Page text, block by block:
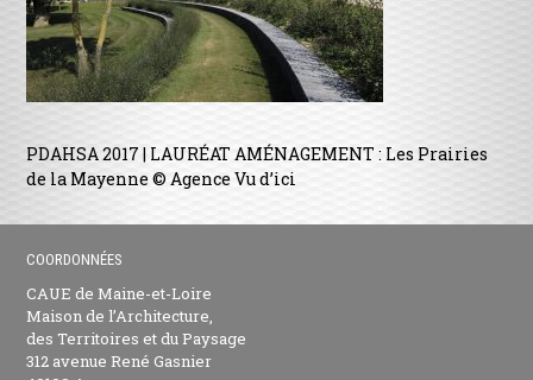
PDAHSA 2017 | LAURÉAT AMÉNAGEMENT : Les Prairies
de la Mayenne © Agence Vu d’ici
COORDONNÉES
CAUE de Maine-et-Loire
Maison de l’Architecture,
des Territoires et du Paysage
312 avenue René Gasnier